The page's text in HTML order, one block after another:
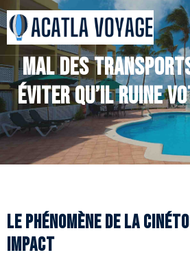
Mal des
éviter qu’il ruine
Le phénomène de la
impact